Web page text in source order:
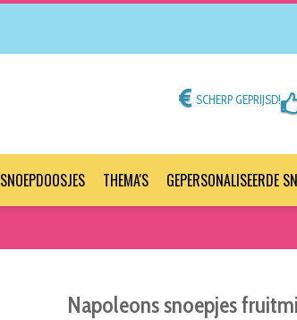
SCHERP GEPRIJSD!
SNOEPDOOSJES THEMA'S GEPERSONALISEERDE
Napoleons snoepjes